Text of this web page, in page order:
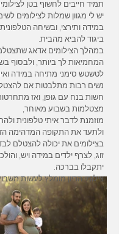
תמיד חייבים לחשוף בטן
יש לי מגוון שמלות לצילומים
במידה ותירצי, ובשיחה
ביגוד להביא מהבית.
במהלך הצילומים אדאג
המחמיאות לך ביותר, ולבסוף
לטשטש סימני מתיחה במידה
נשים רבות מתלבטות אם
חשות בנח עם גופן, ואז
מצטלמות בשבוע מאוחר,
מוזמנת לדבר איתי טלפונית
ולתעד את התקופה המדהימה
בצילומים את יכולה להצטלם
זוג, לצרף ילדים במידה ויש,
יתקבלו בברכה.
צילומי הריון מומלץ לעשות משבוע 28 עד